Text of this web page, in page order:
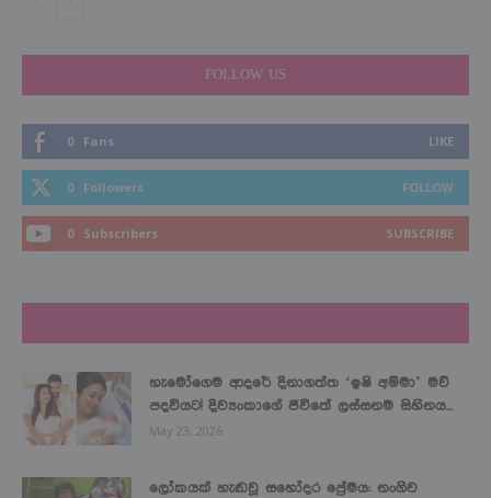
FOLLOW US
0 Fans LIKE
0 Followers FOLLOW
0 Subscribers SUBSCRIBE
හැමෝගෙම ආදරේ දිනාගත්ත ‘ඉෂි අම්මා’ මව්
පදවියට! දිව්‍යංකාගේ ජීවිතේ ලස්සනම සිහිනය...
May 23, 2026
ලෝකයක් හැඬවූ සහෝදර ප්‍රේමය: නංගිව